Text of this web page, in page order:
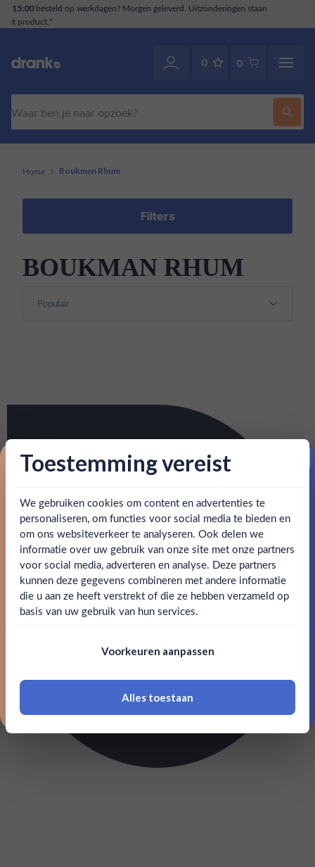
staan
Klantenservice070-2141946 . Ook via WhatsApp.
0 0
Ben jij 18 jaar of ouder?
Ja Nee
18 jaar of ouder zijn
Home Boukman Rhum
Filters
BOUKMAN RHUM
Toestemming vereist
We gebruiken cookies om content en advertenties te
personaliseren, om functies voor social media te bieden en
om ons websiteverkeer te analyseren. Ook delen we
informatie over uw gebruik van onze site met onze partners
voor social media, adverteren en analyse. Deze partners
kunnen deze gegevens combineren met andere informatie
die u aan ze heeft verstrekt of die ze hebben verzameld op
basis van uw gebruik van hun services.
Voorkeuren aanpassen
Alles toestaan
Proost op je eerste korting!
Schrijf je in en ontvang direct 5% korting op je eerste
bestelling.
Email
Claim mijn korting